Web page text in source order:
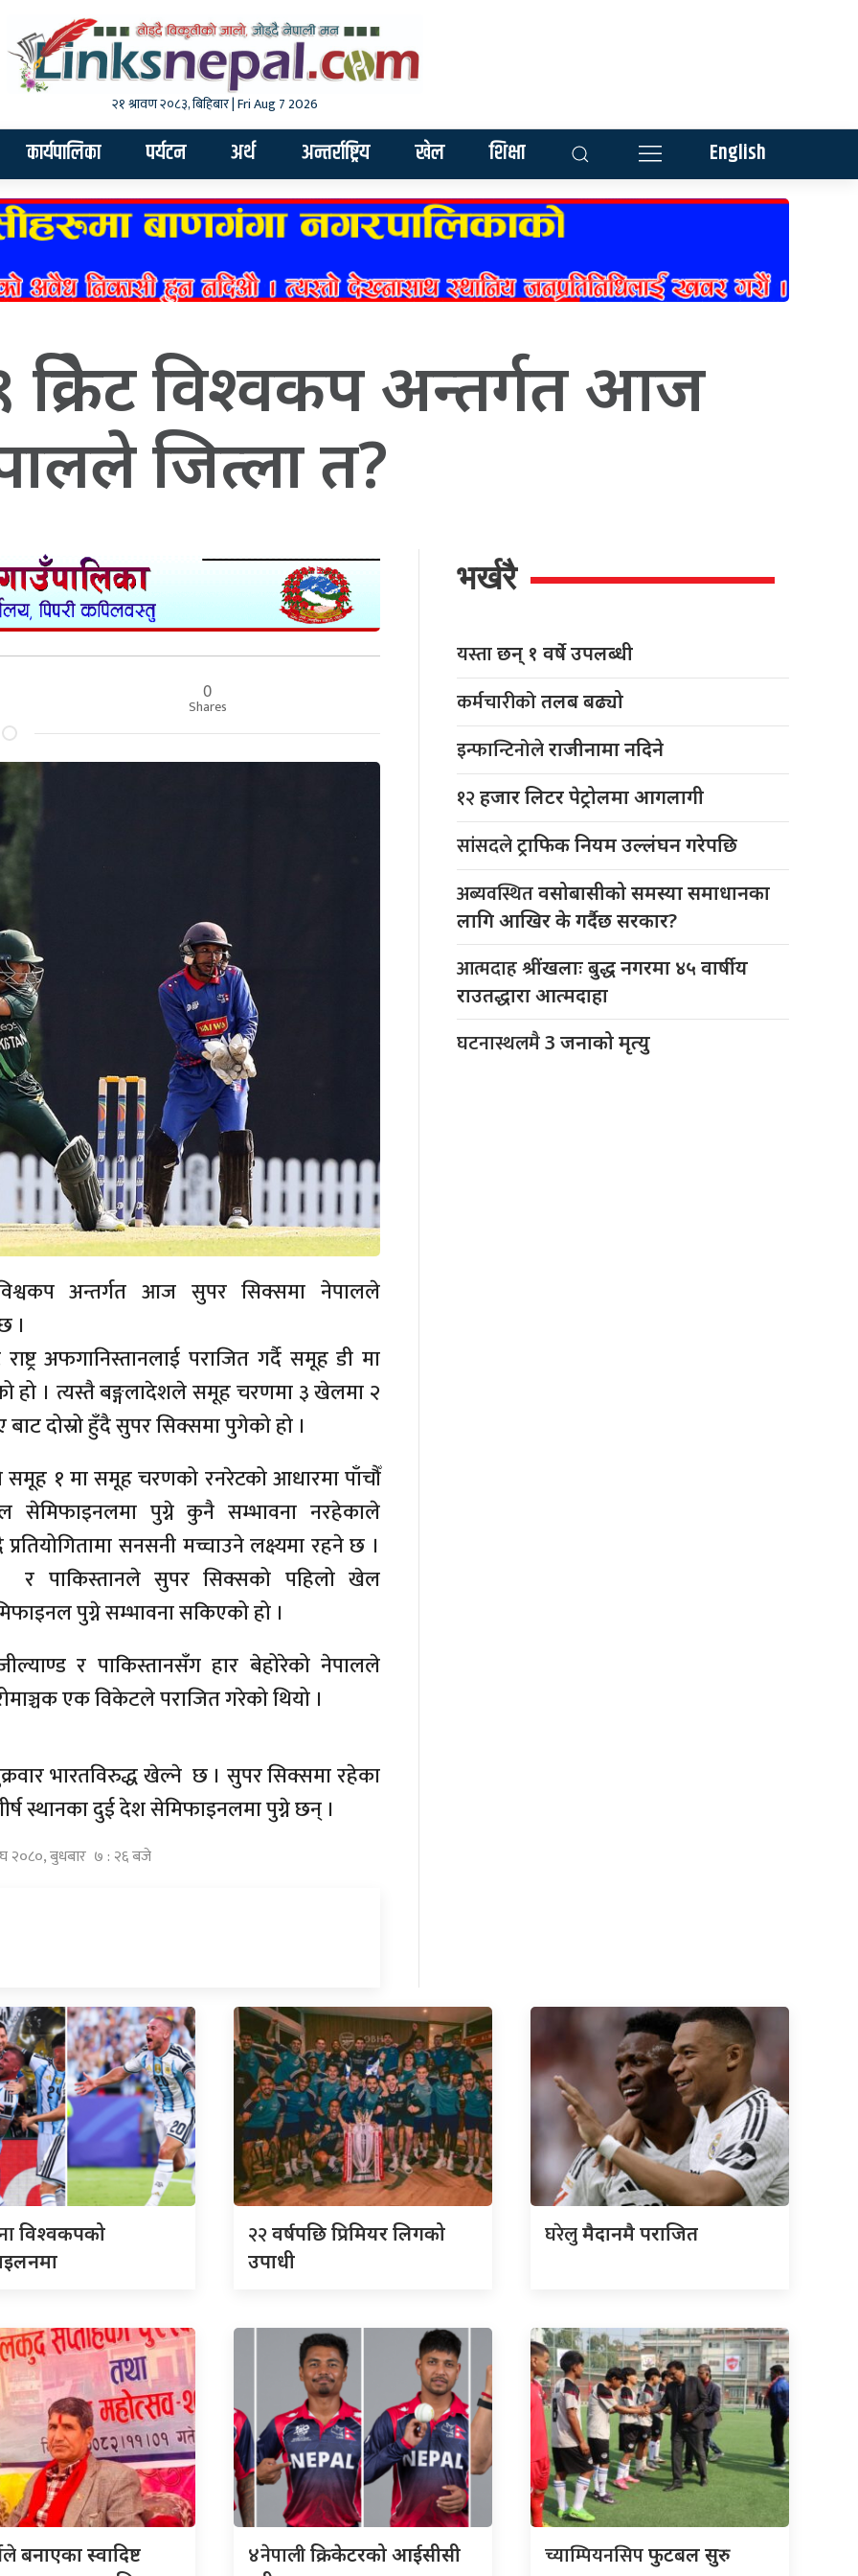
२१ श्रावण २०८३, बिहिबार | Fri Aug 7 2026
कार्यपालिका पर्यटन अर्थ अन्तर्राष्ट्रिय खेल शिक्षा English
विश्वकप अन्तर्गत आज
जित्ला त?
0
Shares
अन्तर्गत आज सुपर सिक्समा नेपालले
।
अफगानिस्तानलाई पराजित गर्दै समूह डी मा
हो । त्यस्तै बङ्गलादेशले समूह चरणमा ३ खेलमा २
दोस्रो हुँदै सुपर सिक्समा पुगेको हो ।
१ मा समूह चरणको रनरेटको आधारमा पाँचौँ
सेमिफाइनलमा पुग्ने कुनै सम्भावना नरहेकाले
सनसनी मच्चाउने लक्ष्यमा रहने छ ।
र पाकिस्तानले सुपर सिक्सको पहिलो खेल
पुग्ने सम्भावना सकिएको हो ।
र पाकिस्तानसँग हार बेहोरेको नेपालले
एक विकेटले पराजित गरेको थियो ।
भारतविरुद्ध खेल्ने छ । सुपर सिक्समा रहेका
स्थानका दुई देश सेमिफाइनलमा पुग्ने छन् ।
२०८०, बुधबार ७ : २६ बजे
भर्खरै
यस्ताछन् १ वर्षे उपलब्धी
कर्मचारीकोतलब बढ्यो
इन्फान्टिनोलेराजीनामा नदिने
१२हजार लिटर पेट्रोलमा आगलागी
सांसदलेट्राफिक नियम उल्लंघन गरेपछि
अब्यवस्थितवसोबासीको समस्या समाधानका
लागि आखिर के गर्दैछ सरकार?
आत्मदाहश्रींखलाः बुद्ध नगरमा ४५ वार्षीय
राउतद्धारा आत्मदाहा
घटनास्थलमै3 जनाको मृत्यु
विश्वकपको
२२वर्षपछि प्रिमियर लिगको
उपाधी
घरेलुमैदानमै पराजित
बनाएका स्वादिष्ट
४नेपालीक्रिकेटरको आईसीसी
च्याम्पियनसिपफुटबल सुरु